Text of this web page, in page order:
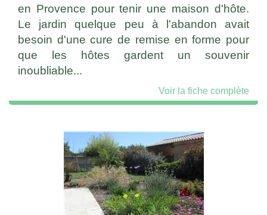
en Provence pour tenir une maison d'hôte.
Le jardin quelque peu à l'abandon avait
besoin d'une cure de remise en forme pour
que les hôtes gardent un souvenir
inoubliable...
Voir la fiche complète